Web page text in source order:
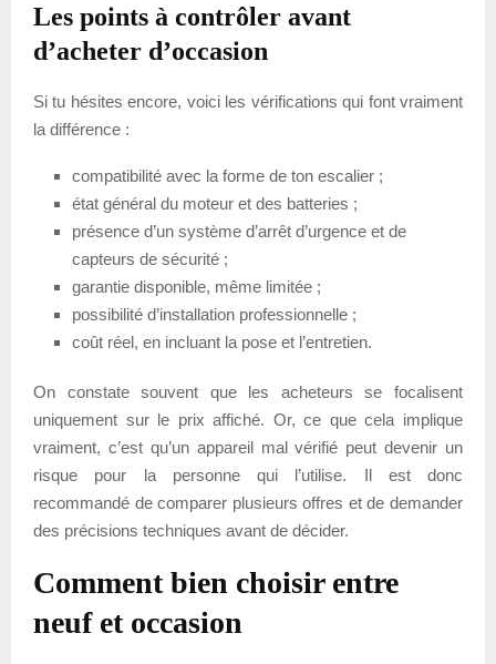
Les points à contrôler avant
d’acheter d’occasion
Si tu hésites encore, voici les vérifications qui font vraiment
la différence :
compatibilité avec la forme de ton escalier ;
état général du moteur et des batteries ;
présence d’un système d’arrêt d’urgence et de
capteurs de sécurité ;
garantie disponible, même limitée ;
possibilité d’installation professionnelle ;
coût réel, en incluant la pose et l’entretien.
On constate souvent que les acheteurs se focalisent
uniquement sur le prix affiché. Or, ce que cela implique
vraiment, c’est qu’un appareil mal vérifié peut devenir un
risque pour la personne qui l’utilise. Il est donc
recommandé de comparer plusieurs offres et de demander
des précisions techniques avant de décider.
Comment bien choisir entre
neuf et occasion